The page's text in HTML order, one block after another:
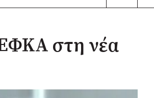
ΕΦΚΑ στη νέα